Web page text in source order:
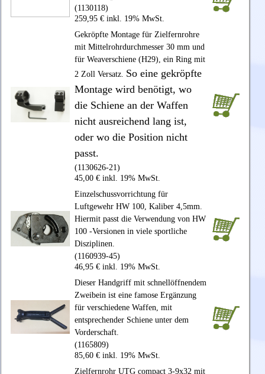
(1130118)
259,95 € inkl. 19% MwSt.
Gekröpfte Montage für Zielfernrohre
mit Mittelrohrdurchmesser 30 mm und
für Weaverschiene (H29), ein Ring mit
2 Zoll Versatz. So eine gekröpfte
Montage wird benötigt, wo
die Schiene an der Waffen
nicht ausreichend lang ist,
oder wo die Position nicht
passt.
(1130626-21)
45,00 € inkl. 19% MwSt.
Einzelschussvorrichtung für
Luftgewehr HW 100, Kaliber 4,5mm.
Hiermit passt die Verwendung von HW
100 -Versionen in viele sportliche
Disziplinen.
(1160939-45)
46,95 € inkl. 19% MwSt.
Dieser Handgriff mit schnellöffnendem
Zweibein ist eine famose Ergänzung
für verschiedene Waffen, mit
entsprechender Schiene unter dem
Vorderschaft.
(1165809)
85,60 € inkl. 19% MwSt.
Zielfernrohr UTG compact 3-9x32 mit